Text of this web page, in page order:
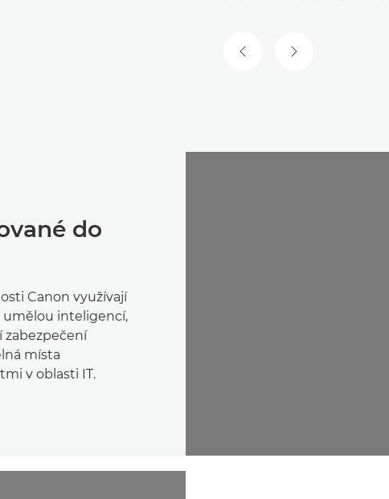
PŘEDCHOZÍ SNÍMEK
DALŠÍ SNÍMEK
do
Canon využívají
umělou inteligencí,
zabezpečení
místa
v oblasti IT.